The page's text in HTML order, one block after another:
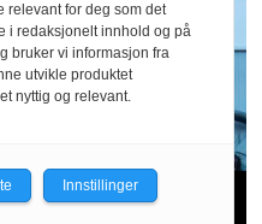
hos Wolt og
relevant for deg som det
i redaksjonelt innhold og på
bruker vi informasjon fra
utvikle produktet
nyttig og relevant.
Innstillinger